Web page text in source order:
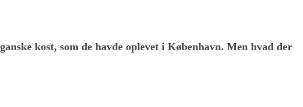
kost, som de havde oplevet i København. Men hvad der